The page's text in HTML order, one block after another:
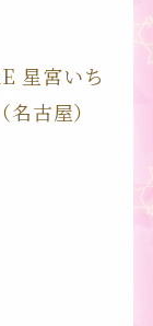
星宮いち
古屋）